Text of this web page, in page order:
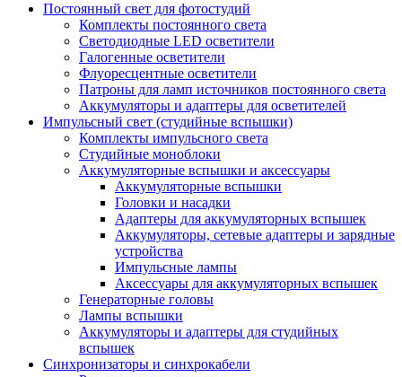
Постоянный свет для фотостудий
Комплекты постоянного света
Светодиодные LED осветители
Галогенные осветители
Флуоресцентные осветители
Патроны для ламп источников постоянного света
Аккумуляторы и адаптеры для осветителей
Импульсный свет (студийные вспышки)
Комплекты импульсного света
Студийные моноблоки
Аккумуляторные вспышки и аксессуары
Аккумуляторные вспышки
Головки и насадки
Адаптеры для аккумуляторных вспышек
Аккумуляторы, сетевые адаптеры и зарядные
устройства
Импульсные лампы
Аксессуары для аккумуляторных вспышек
Генераторные головы
Лампы вспышки
Аккумуляторы и адаптеры для студийных
вспышек
Синхронизаторы и синхрокабели